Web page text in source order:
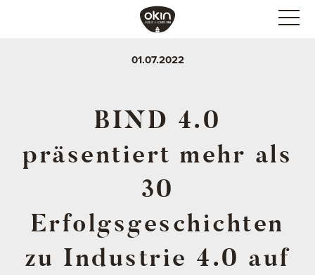
01.07.2022
BIND 4.0
präsentiert mehr als
30
Erfolgsgeschichten
zu Industrie 4.0 auf